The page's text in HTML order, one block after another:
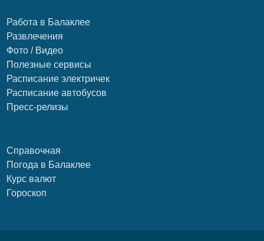
Работа в Балаклее
Развлечения
Фото / Видео
Полезные сервисы
Расписание электричек
Расписание автобусов
Пресс-релизы
Справочная
Погода в Балаклее
Курс валют
Гороскоп